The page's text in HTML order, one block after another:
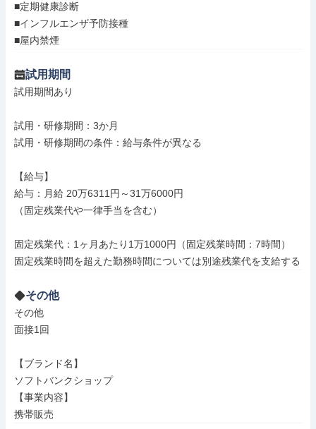
■定期健康診断
■インフルエンザ予防接種
■屋内禁煙
試用期間
試用期間あり
試用・研修期間：3か月
試用・研修期間の条件：給与条件が異なる
【給与】
給与：月給 20万6311円～31万6000円
（固定残業代や一律手当を含む）
固定残業代：1ヶ月あたり1万1000円（固定残業時間：7時間）
その他
その他
面接1回
【ブランド名】
ソフトバンクショップ
【事業内容】
携帯販売